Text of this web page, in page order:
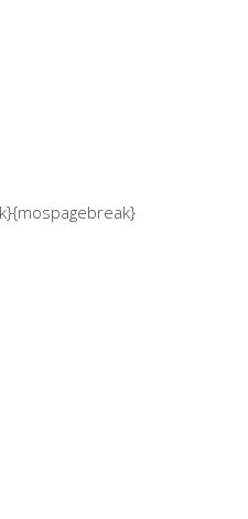
{mospagebreak}